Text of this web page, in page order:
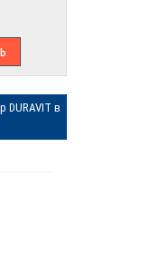
DURAVIT в